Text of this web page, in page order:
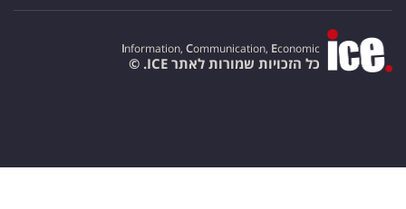
Information, Communication, Economic
כל הזכויות שמורות לאתר ICE. ©